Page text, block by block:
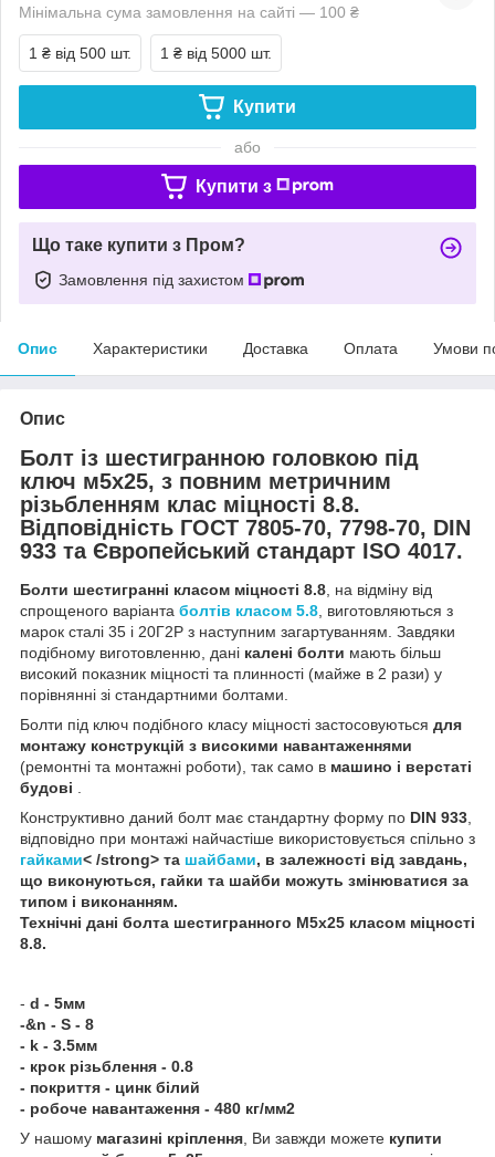
Мінімальна сума замовлення на сайті — 100 ₴
1 ₴ від 500 шт. 1 ₴ від 5000 шт.
Купити
або
Купити з
Що таке купити з Пром?
Замовлення під захистом
Опис Характеристики Доставка Оплата Умови
Опис
Болт із шестигранною головкою під
ключ м5х25, з повним метричним
різьбленням клас міцності 8.8.
Відповідність ГОСТ 7805-70, 7798-70, DIN
933 та Європейський стандарт ISO 4017.
Болти шестигранні класом міцності 8.8, на відміну від
спрощеного варіанта болтів класом 5.8, виготовляються з
марок сталі 35 і 20Г2Р з наступним загартуванням. Завдяки
подібному виготовленню, дані калені болти мають більш
високий показник міцності та плинності (майже в 2 рази) у
порівнянні зі стандартними болтами.
Болти під ключ подібного класу міцності застосовуються для
монтажу конструкцій з високими навантаженнями
(ремонтні та монтажні роботи), так само в машино і верстаті
будові .
Конструктивно даний болт має стандартну форму по DIN 933,
відповідно при монтажі найчастіше використовується спільно з
гайками< /strong> та шайбами, в залежності від завдань,
що виконуються, гайки та шайби можуть змінюватися за
типом і виконанням.
Технічні дані болта шестигранного М5х25 класом міцності
8.8.
- d - 5мм
-&n - S - 8
- k - 3.5мм
- крок різьблення - 0.8
- покриття - цинк білий
- робоче навантаження - 480 кг/мм2
У нашому магазині кріплення, Ви завжди можете купити